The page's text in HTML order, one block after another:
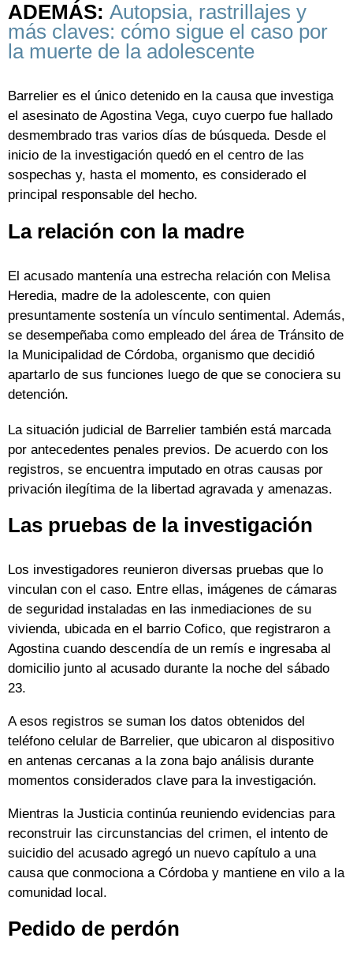
ADEMÁS: Autopsia, rastrillajes y
más claves: cómo sigue el caso por
la muerte de la adolescente
Barrelier es el único detenido en la causa que investiga
el asesinato de Agostina Vega, cuyo cuerpo fue hallado
desmembrado tras varios días de búsqueda. Desde el
inicio de la investigación quedó en el centro de las
sospechas y, hasta el momento, es considerado el
principal responsable del hecho.
La relación con la madre
El acusado mantenía una estrecha relación con Melisa
Heredia, madre de la adolescente, con quien
presuntamente sostenía un vínculo sentimental. Además,
se desempeñaba como empleado del área de Tránsito de
la Municipalidad de Córdoba, organismo que decidió
apartarlo de sus funciones luego de que se conociera su
detención.
La situación judicial de Barrelier también está marcada
por antecedentes penales previos. De acuerdo con los
registros, se encuentra imputado en otras causas por
privación ilegítima de la libertad agravada y amenazas.
Las pruebas de la investigación
Los investigadores reunieron diversas pruebas que lo
vinculan con el caso. Entre ellas, imágenes de cámaras
de seguridad instaladas en las inmediaciones de su
vivienda, ubicada en el barrio Cofico, que registraron a
Agostina cuando descendía de un remís e ingresaba al
domicilio junto al acusado durante la noche del sábado
23.
A esos registros se suman los datos obtenidos del
teléfono celular de Barrelier, que ubicaron al dispositivo
en antenas cercanas a la zona bajo análisis durante
momentos considerados clave para la investigación.
Mientras la Justicia continúa reuniendo evidencias para
reconstruir las circunstancias del crimen, el intento de
suicidio del acusado agregó un nuevo capítulo a una
causa que conmociona a Córdoba y mantiene en vilo a la
comunidad local.
Pedido de perdón